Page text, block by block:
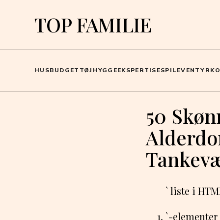
TOP FAMILIE
HUSBUDGET TØJ HYGGEEKSPERTISESPILEVENTYR
50
` liste i
`-